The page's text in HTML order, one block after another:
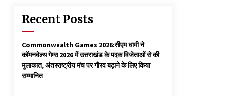
Recent Posts
Commonwealth Games 2026:सीएम धामी ने
कॉमनवेल्थ गेम्स 2026 में उत्तराखंड के पदक विजेताओं से की
मुलाकात, अंतरराष्ट्रीय मंच पर गौरव बढ़ाने के लिए किया
सम्मानित